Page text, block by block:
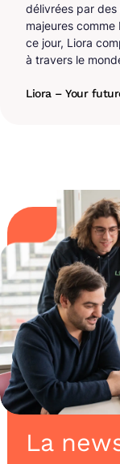
délivrées par
majeures comme
ce jour, Liora
à travers le
Liora – Your
La